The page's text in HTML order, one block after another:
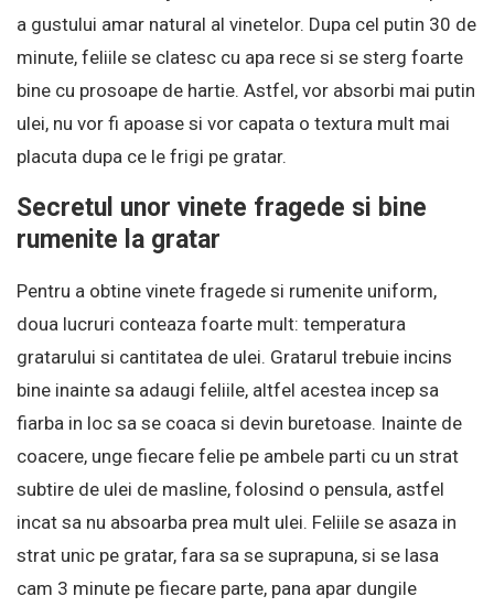
a gustului amar natural al vinetelor. Dupa cel putin 30 de
minute, feliile se clatesc cu apa rece si se sterg foarte
bine cu prosoape de hartie. Astfel, vor absorbi mai putin
ulei, nu vor fi apoase si vor capata o textura mult mai
placuta dupa ce le frigi pe gratar.
Secretul unor vinete fragede si bine
rumenite la gratar
Pentru a obtine vinete fragede si rumenite uniform,
doua lucruri conteaza foarte mult: temperatura
gratarului si cantitatea de ulei. Gratarul trebuie incins
bine inainte sa adaugi feliile, altfel acestea incep sa
fiarba in loc sa se coaca si devin buretoase. Inainte de
coacere, unge fiecare felie pe ambele parti cu un strat
subtire de ulei de masline, folosind o pensula, astfel
incat sa nu absoarba prea mult ulei. Feliile se asaza in
strat unic pe gratar, fara sa se suprapuna, si se lasa
cam 3 minute pe fiecare parte, pana apar dungile